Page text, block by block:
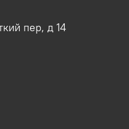
пер, д 14